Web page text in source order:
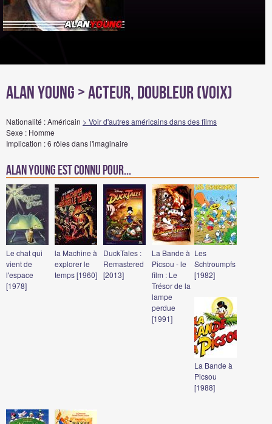
Alan Young> Acteur, Doubleur (voix)
Nationalité : Américain > Voir d'autres américains dans des films
Sexe : Homme
Implication : 6 rôles dans l'imaginaire
Alan Young est connu pour...
Le chat qui
vient de
l'espace
[1978]
la Machine à
explorer le
temps [1960]
DuckTales :
Remastered
[2013]
La Bande à
Picsou - le
film : Le
Trésor de la
lampe
perdue
[1991]
Les
Schtroumpfs
[1982]
La Bande à
Picsou
[1988]